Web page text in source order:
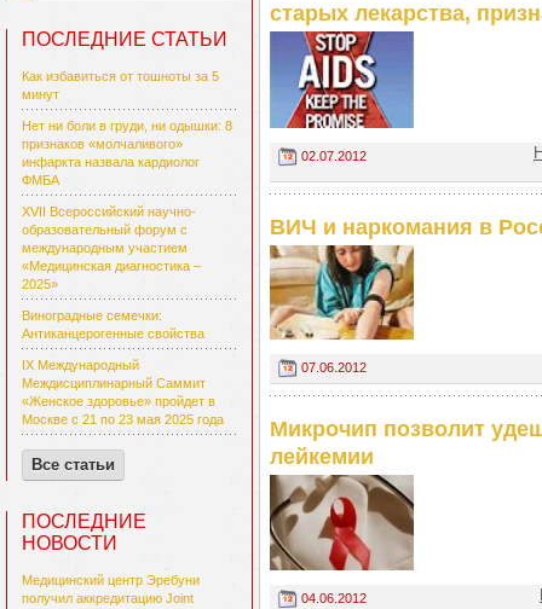
ПОСЛЕДНИЕ СТАТЬИ
Как избавиться от тошноты за 5
минут
Нет ни боли в груди, ни одышки: 8
признаков «молчаливого»
инфаркта назвала кардиолог
ФМБА
XVII Всероссийский научно-
образовательный форум с
международным участием
«Медицинская диагностика –
2025»
Виноградные семечки:
Антиканцерогенные свойства
IX Международный
Междисциплинарный Саммит
«Женское здоровье» пройдет в
Москве с 21 по 23 мая 2025 года
Все статьи
ПОСЛЕДНИЕ
НОВОСТИ
Медицинский центр Эребуни
получил аккредитацию Joint
старых лекарства,
02.07.2012
ВИЧ и наркомания в
07.06.2012
Микрочип позволит
лейкемии
04.06.2012